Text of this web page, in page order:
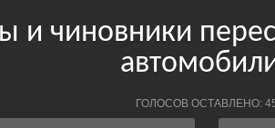
и чиновники
ГОЛОСОВ ОСТАВЛЕНО: